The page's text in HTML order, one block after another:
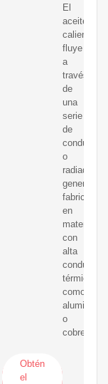
El
aceite
caliente
fluye
a
través
de
una
serie
de
conductos
o
radiadores,
fabricados
en
materiales
con
alta
térmica
como
aluminio
o
cobre.
Obtén
el